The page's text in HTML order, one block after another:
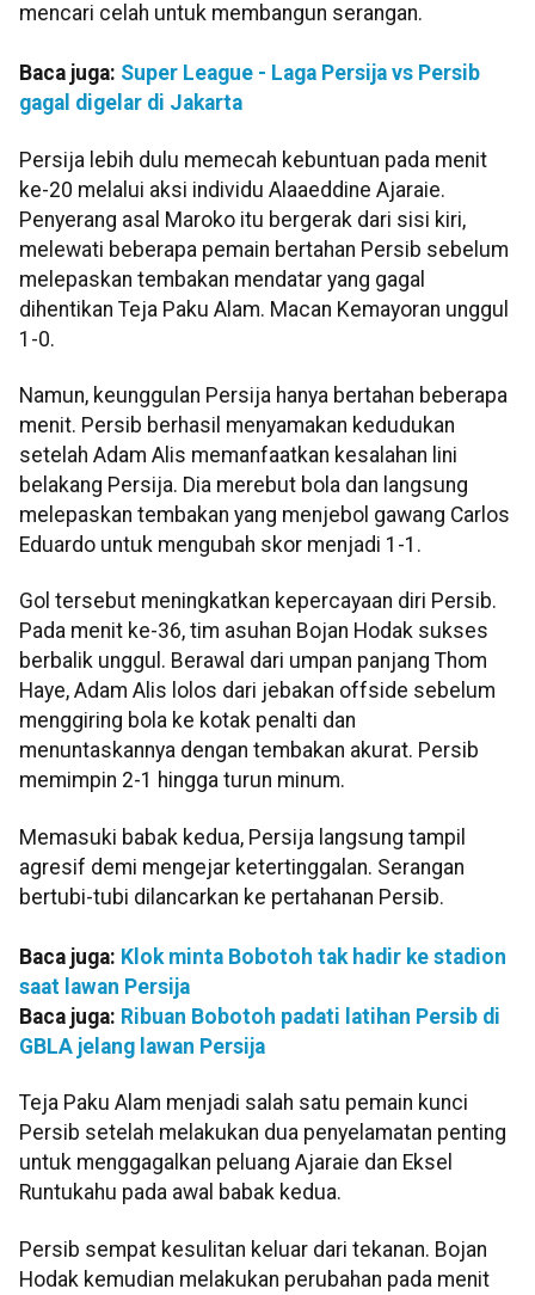
mencari celah untuk membangun serangan.
Baca juga: Super League - Laga Persija vs Persib
gagal digelar di Jakarta
Persija lebih dulu memecah kebuntuan pada menit
ke-20 melalui aksi individu Alaaeddine Ajaraie.
Penyerang asal Maroko itu bergerak dari sisi kiri,
melewati beberapa pemain bertahan Persib sebelum
melepaskan tembakan mendatar yang gagal
dihentikan Teja Paku Alam. Macan Kemayoran unggul
1-0.
Namun, keunggulan Persija hanya bertahan beberapa
menit. Persib berhasil menyamakan kedudukan
setelah Adam Alis memanfaatkan kesalahan lini
belakang Persija. Dia merebut bola dan langsung
melepaskan tembakan yang menjebol gawang Carlos
Eduardo untuk mengubah skor menjadi 1-1.
Gol tersebut meningkatkan kepercayaan diri Persib.
Pada menit ke-36, tim asuhan Bojan Hodak sukses
berbalik unggul. Berawal dari umpan panjang Thom
Haye, Adam Alis lolos dari jebakan offside sebelum
menggiring bola ke kotak penalti dan
menuntaskannya dengan tembakan akurat. Persib
memimpin 2-1 hingga turun minum.
Memasuki babak kedua, Persija langsung tampil
agresif demi mengejar ketertinggalan. Serangan
bertubi-tubi dilancarkan ke pertahanan Persib.
Baca juga: Klok minta Bobotoh tak hadir ke stadion
saat lawan Persija
Baca juga: Ribuan Bobotoh padati latihan Persib di
GBLA jelang lawan Persija
Teja Paku Alam menjadi salah satu pemain kunci
Persib setelah melakukan dua penyelamatan penting
untuk menggagalkan peluang Ajaraie dan Eksel
Runtukahu pada awal babak kedua.
Persib sempat kesulitan keluar dari tekanan. Bojan
Hodak kemudian melakukan perubahan pada menit